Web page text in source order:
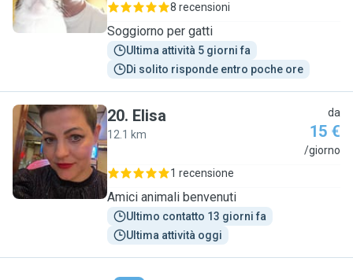
8 recensioni
Soggiorno per gatti
Ultima attività 5 giorni fa
Di solito risponde entro poche ore
E
20. Elisa
12.1 km
da
15 €
/giorno
1 recensione
Amici animali benvenuti
Ultimo contatto 13 giorni fa
Ultima attività oggi